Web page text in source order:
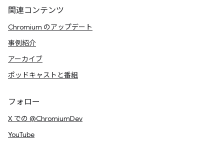
関連コンテンツ
Chromium のアップデート
事例紹介
アーカイブ
ポッドキャストと番組
フォロー
X での @ChromiumDev
YouTube